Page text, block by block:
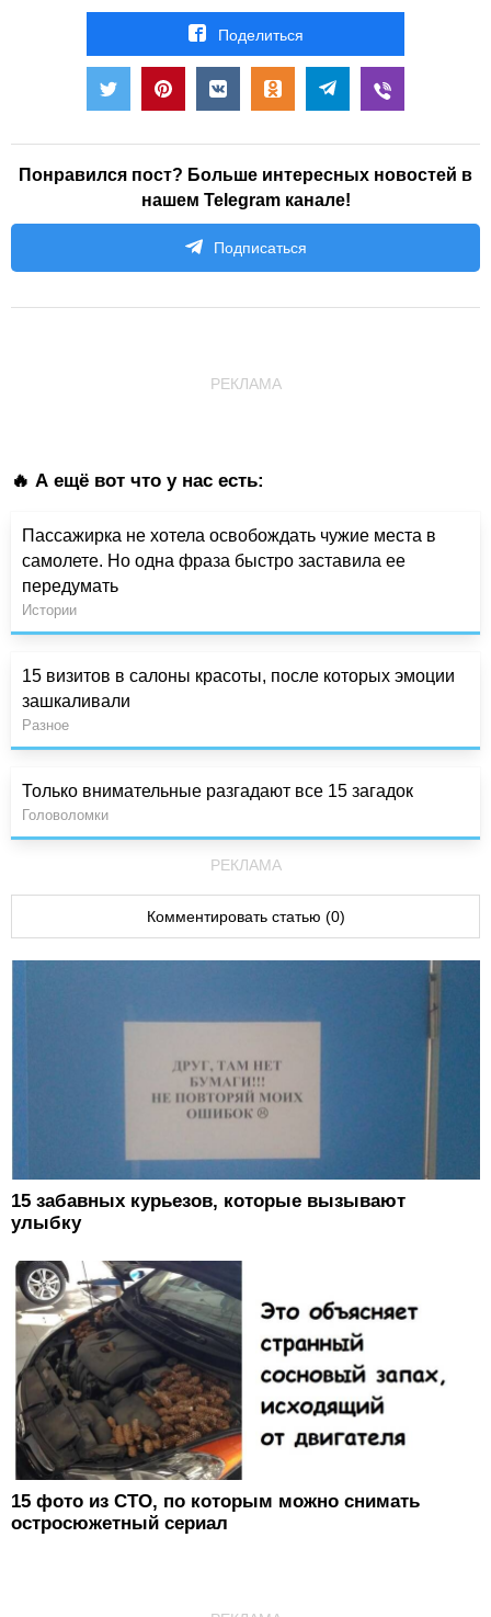
Поделиться
Понравился пост? Больше интересных новостей в
нашем Telegram канале!
Подписаться
РЕКЛАМА
🔥 А ещё вот что у нас есть:
Пассажирка не хотела освобождать чужие места в
самолете. Но одна фраза быстро заставила ее
передумать
Истории
15 визитов в салоны красоты, после которых эмоции
зашкаливали
Разное
Только внимательные разгадают все 15 загадок
Головоломки
РЕКЛАМА
Комментировать статью (0)
15 забавных курьезов, которые вызывают
улыбку
15 фото из СТО, по которым можно снимать
остросюжетный сериал